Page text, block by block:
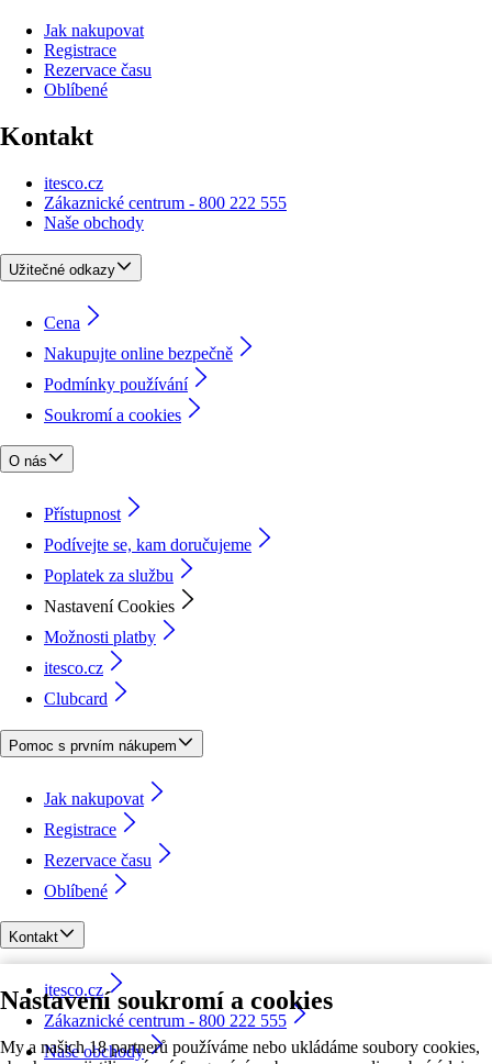
Nastavení soukromí a cookies
My a našich 18 partnerů používáme nebo ukládáme soubory cookies,
Jak nakupovat
Registrace
Rezervace času
Oblíbené
Kontakt
itesco.cz
Zákaznické centrum - 800 222 555
Naše obchody
Užitečné odkazy
Cena
Nakupujte online bezpečně
Podmínky používání
Soukromí a cookies
O nás
Přístupnost
Podívejte se, kam doručujeme
Poplatek za službu
Nastavení Cookies
Možnosti platby
itesco.cz
Clubcard
Pomoc s prvním nákupem
Jak nakupovat
Registrace
Rezervace času
Oblíbené
Kontakt
itesco.cz
Zákaznické centrum - 800 222 555
Naše obchody